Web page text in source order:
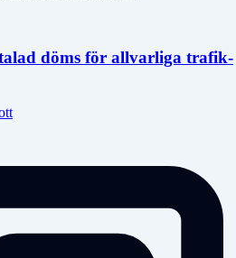
döms för allvarliga trafik-